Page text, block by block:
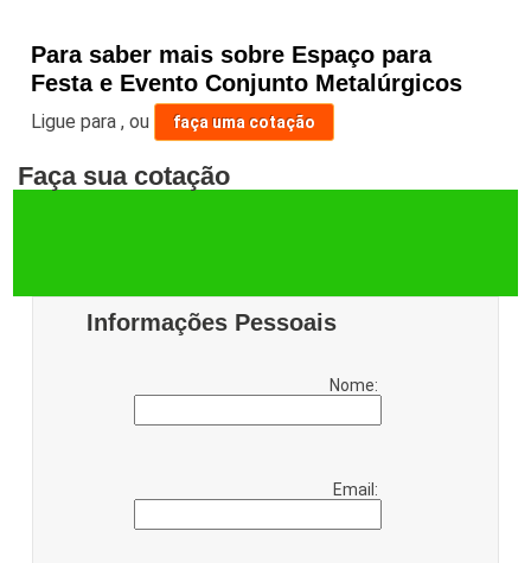
Para saber mais sobre Espaço para
Festa e Evento Conjunto Metalúrgicos
Ligue para,ou faça uma cotação
Faça sua cotação
Informações Pessoais
Nome:
Email: